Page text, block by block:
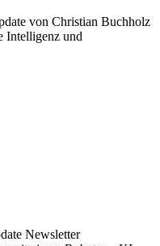
von Christian Buchholz
Intelligenz und